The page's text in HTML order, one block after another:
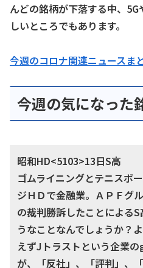
んどの銘柄が下落する中、
しいところでもあります。
今週のコロナ関連ニュースま
今週の気になった
昭和HD<5103>13日S高
ゴムライニングとテニスボ
ジＨＤで金融業。ＡＰＦグ
の裁判勝訴したことによる
うなことなんでしょうか？
えずJトラストという企業
が、「反社」、「評判」、